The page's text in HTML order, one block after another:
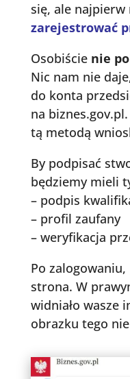
się, ale najpierw
zarejestrować
Osobiście nie
Nic nam nie
do konta
na
tą metodą
By podpisać
będziemy mieli
– podpis
– profil zaufany
– weryfikacja
Po
strona. W
widniało wasze
obrazku tego